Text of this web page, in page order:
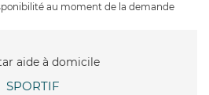
au moment de la demande
SPORTIF